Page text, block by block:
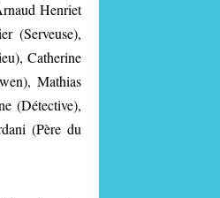
Henriet
(Serveuse),
Catherine
Mathias
(Détective),
(Père du